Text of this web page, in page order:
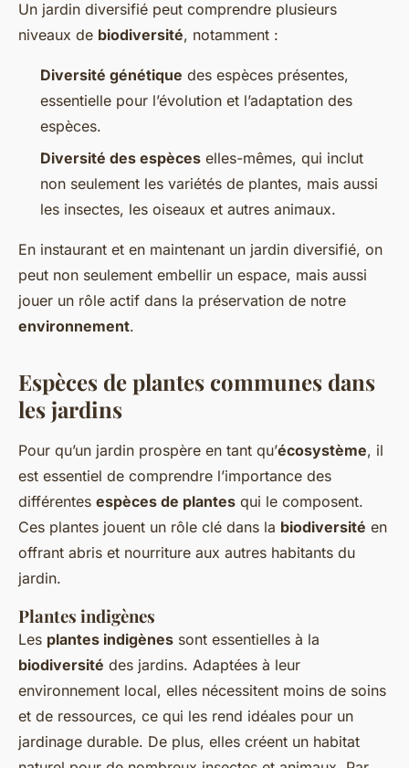
Un jardin diversifié peut comprendre plusieurs
niveaux de biodiversité, notamment :
Diversité génétique des espèces présentes,
essentielle pour l’évolution et l’adaptation des
espèces.
Diversité des espèces elles-mêmes, qui inclut
non seulement les variétés de plantes, mais aussi
les insectes, les oiseaux et autres animaux.
En instaurant et en maintenant un jardin diversifié, on
peut non seulement embellir un espace, mais aussi
jouer un rôle actif dans la préservation de notre
environnement.
Espèces de plantes communes dans
les jardins
Pour qu’un jardin prospère en tant qu’écosystème, il
est essentiel de comprendre l’importance des
différentes espèces de plantes qui le composent.
Ces plantes jouent un rôle clé dans la biodiversité en
offrant abris et nourriture aux autres habitants du
jardin.
Plantes indigènes
Les plantes indigènes sont essentielles à la
biodiversité des jardins. Adaptées à leur
environnement local, elles nécessitent moins de soins
et de ressources, ce qui les rend idéales pour un
jardinage durable. De plus, elles créent un habitat